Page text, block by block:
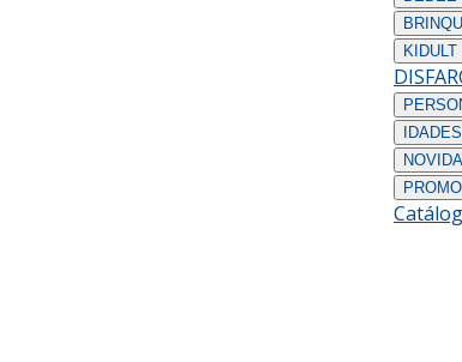
KIDULT
IDADES